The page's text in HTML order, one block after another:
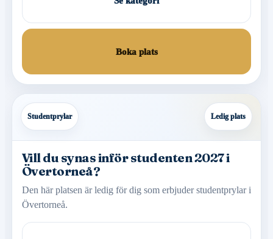
Boka plats
Studentprylar Ledig plats
Vill du synas inför studenten 2027 i
Övertorneå?
Den här platsen är ledig för dig som erbjuder studentprylar i
Övertorneå.